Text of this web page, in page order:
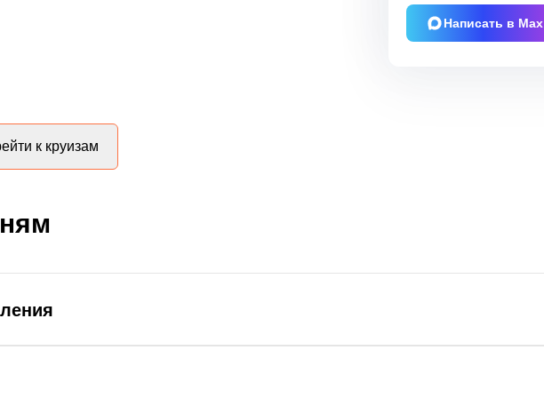
Написать в Max
к круизам